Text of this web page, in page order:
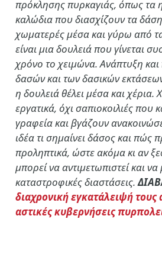
πρόκλησης πυρκαγιάς, όπως τα
καλώδια που διασχίζουν τα
χωματερές μέσα και γύρω από
είναι μια δουλειά που γίνεται
χρόνο το χειμώνα. Ανάπτυξη
δασών και των δασικών
η δουλειά θέλει μέσα και χέρια.
εργατικά, όχι σαπιοκοιλιές που
γραφεία και βγάζουν
ιδέα τι σημαίνει δάσος και πώς
προληπτικά, ώστε ακόμα κι αν
μπορεί να αντιμετωπιστεί και
καταστροφικές διαστάσεις.
διαχρονική εγκατάλειψή τους
αστικές κυβερνήσεις